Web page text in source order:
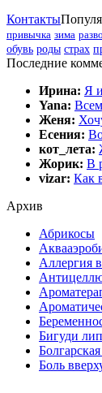
Контакты
привычка зима
обувь роды страх
Последние
Ирина: Я
Yana:
Женя:
Есения:
кот_лета:
Жорик: В
vizar: Как
Архив
Абрикосы
Аллергия
Бигуди
Боль